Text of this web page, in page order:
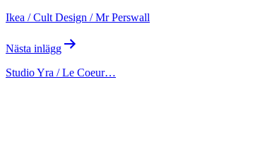
Ikea / Cult Design / Mr Perswall
Nästa inlägg
Studio Yra / Le Coeur…